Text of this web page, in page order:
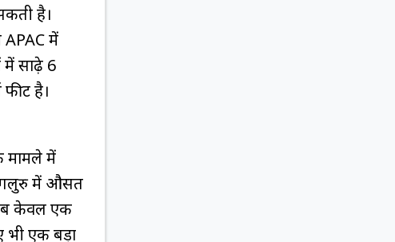
है।
APAC में
में साढ़े 6
फीट है।
मामले में
बेंगलुरु में औसत
अब केवल एक
भी एक बड़ा